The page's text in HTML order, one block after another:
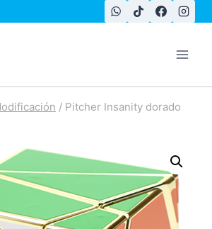
/ Pitcher Insanity dorado